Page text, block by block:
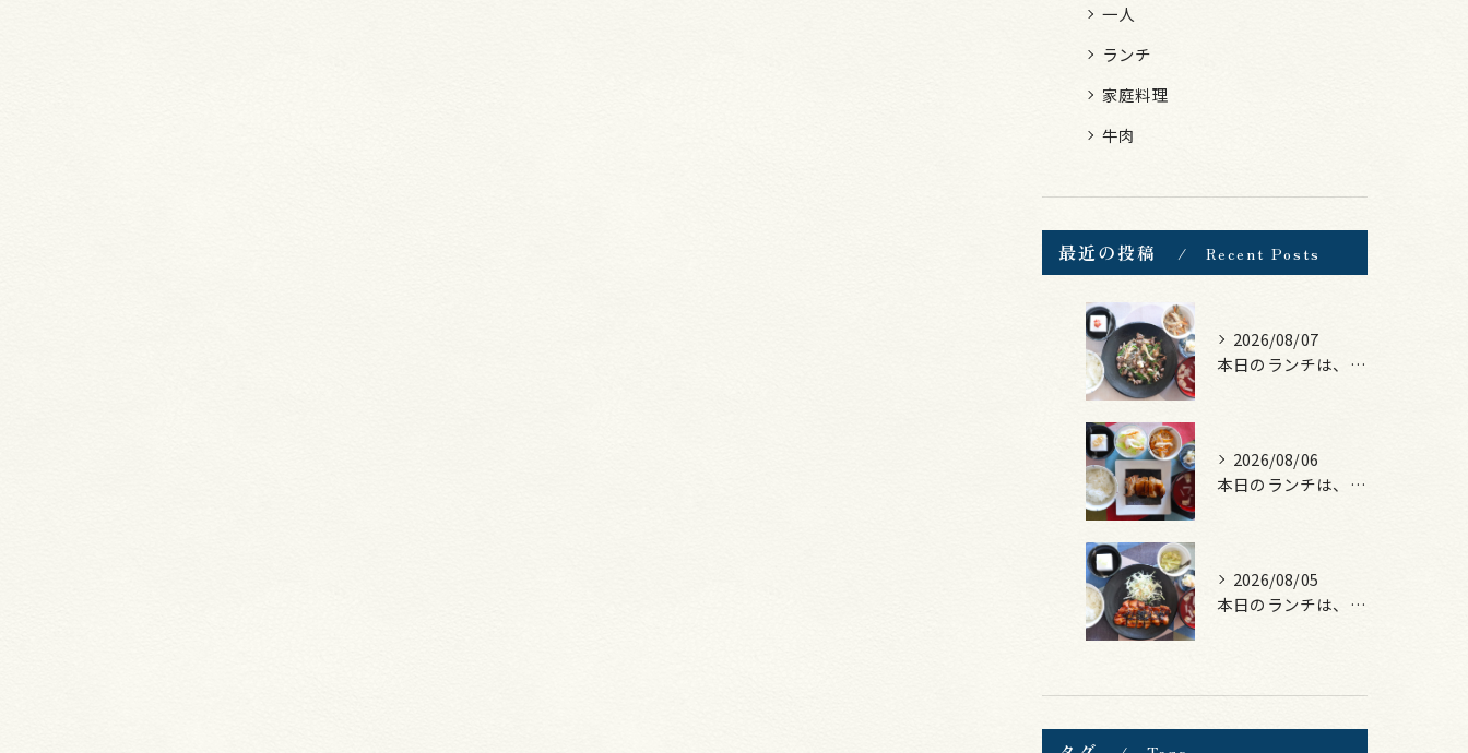
一人
ランチ
家庭料理
牛肉
最近の投稿 Recent Posts
2026/08/07
本日のランチは、黒毛和牛のチャプチェ！
2026/08/06
本日のランチは、照焼きチキン！
2026/08/05
本日のランチは、ロース豚カツ梅はさみ！